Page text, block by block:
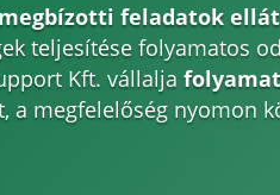
feladatok
teljesítése folyamatos
Kft. vállalja
a megfelelőség nyomon